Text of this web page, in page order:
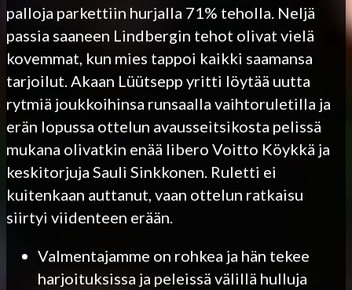
palloja parkettiin hurjalla 71% teholla. Neljä
passia saaneen Lindbergin tehot olivat vielä
kovemmat, kun mies tappoi kaikki saamansa
tarjoilut. Akaan Lüütsepp yritti löytää uutta
rytmiä joukkoihinsa runsaalla vaihtoruletilla ja
erän lopussa ottelun avausseitsikosta pelissä
mukana olivatkin enää libero Voitto Köykkä ja
keskitorjuja Sauli Sinkkonen. Ruletti ei
kuitenkaan auttanut, vaan ottelun ratkaisu
siirtyi viidenteen erään.
Valmentajamme on rohkea ja hän tekee
harjoituksissa ja peleissä välillä hulluja